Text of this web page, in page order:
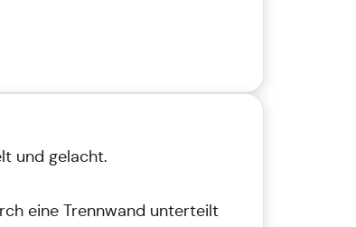
und gelacht.
eine Trennwand unterteilt